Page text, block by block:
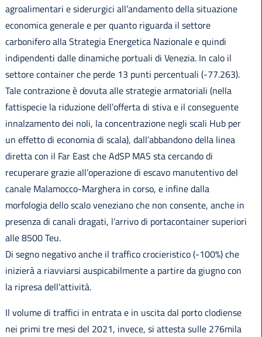
agroalimentari e siderurgici all’andamento della situazione
economica generale e per quanto riguarda il settore
carbonifero alla Strategia Energetica Nazionale e quindi
indipendenti dalle dinamiche portuali di Venezia. In calo il
settore container che perde 13 punti percentuali (-77.263).
Tale contrazione è dovuta alle strategie armatoriali (nella
fattispecie la riduzione dell’offerta di stiva e il conseguente
innalzamento dei noli, la concentrazione negli scali Hub per
un effetto di economia di scala), dall’abbandono della linea
diretta con il Far East che AdSP MAS sta cercando di
recuperare grazie all’operazione di escavo manutentivo del
canale Malamocco-Marghera in corso, e infine dalla
morfologia dello scalo veneziano che non consente, anche in
presenza di canali dragati, l’arrivo di portacontainer superiori
alle 8500 Teu.
Di segno negativo anche il traffico crocieristico (-100%) che
inizierà a riavviarsi auspicabilmente a partire da giugno con
la ripresa dell’attività.
Il volume di traffici in entrata e in uscita dal porto clodiense
nei primi tre mesi del 2021, invece, si attesta sulle 276mila